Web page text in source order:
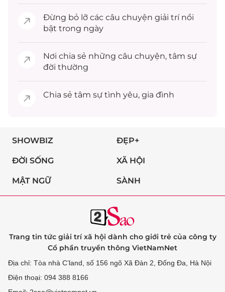
Đừng bỏ lỡ các câu chuyện giải trínổi
bật trong ngày
Nơi chia sẻ những câu chuyện, tâm sự
đời thường
Chia sẻ tâm sự tình yêu, gia đình
SHOWBIZ ĐẸP+
ĐỜI SỐNG XÃ HỘI
MẬT NGỮ SÀNH
Trang tin tức giải trí xã hội dành cho giới trẻ của công ty
Cổ phần truyền thông VietNamNet
Địa chỉ: Tòa nhà C’land, số 156 ngõ Xã Đàn 2, Đống Đa, Hà Nội
Điện thoại: 094 388 8166